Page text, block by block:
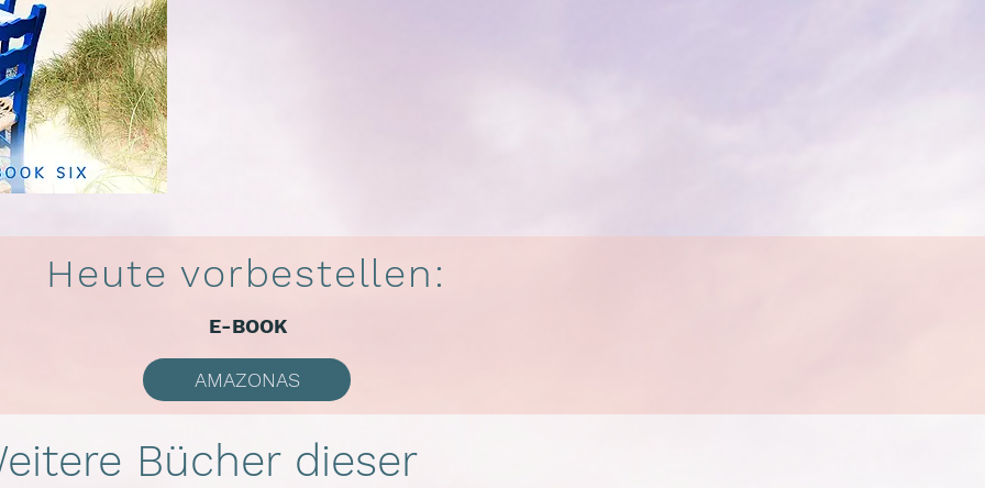
Heute vorbestellen:
E-BOOK
AMAZONAS
Bücher dieser